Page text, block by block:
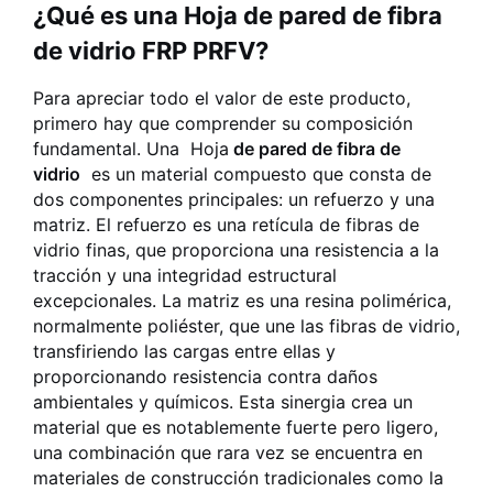
¿Qué es una Hoja de pared de fibra
de vidrio FRP PRFV?
Para apreciar todo el valor de este producto,
primero hay que comprender su composición
fundamental. Una Hoja de pared de fibra de
vidrio es un material compuesto que consta de
dos componentes principales: un refuerzo y una
matriz. El refuerzo es una retícula de fibras de
vidrio finas, que proporciona una resistencia a la
tracción y una integridad estructural
excepcionales. La matriz es una resina polimérica,
normalmente poliéster, que une las fibras de vidrio,
transfiriendo las cargas entre ellas y
proporcionando resistencia contra daños
ambientales y químicos. Esta sinergia crea un
material que es notablemente fuerte pero ligero,
una combinación que rara vez se encuentra en
materiales de construcción tradicionales como la